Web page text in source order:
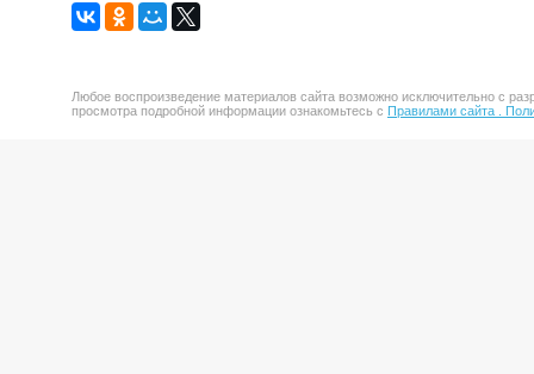
Любое воспроизведение материалов сайта возможно исключительно с
просмотра подробной информации ознакомьтесь с Правилами сайта .